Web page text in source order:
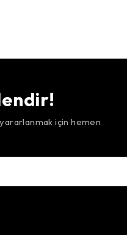
için hemen